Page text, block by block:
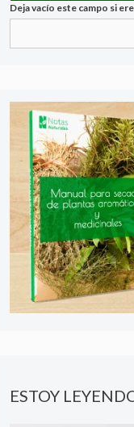
Deja vacío este campo si
ESTOY